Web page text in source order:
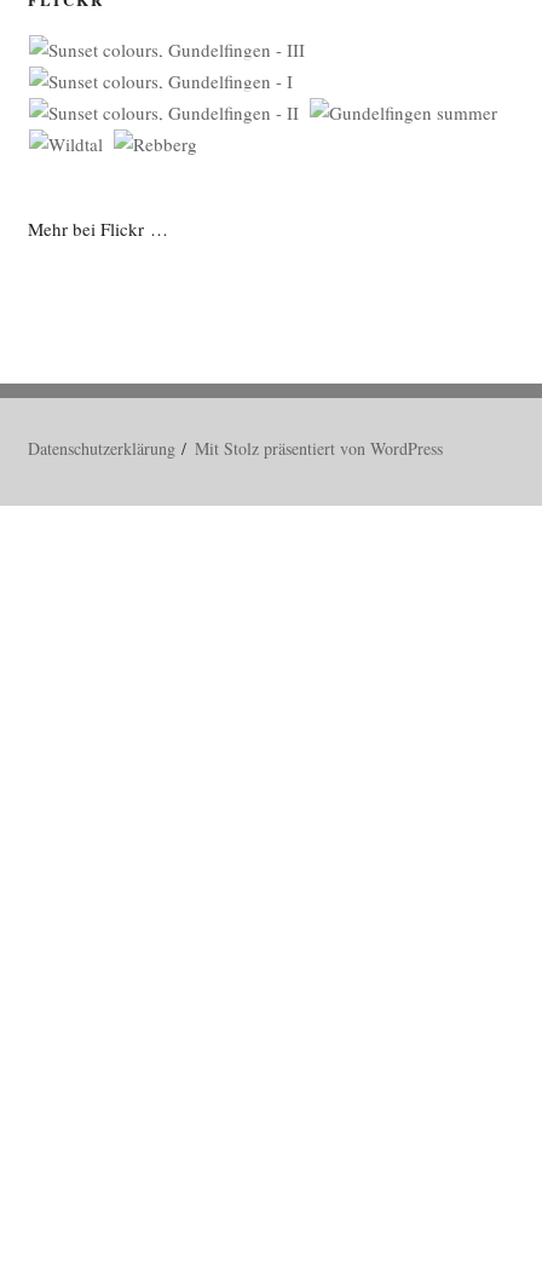
Mehr bei Flickr …
Datenschutzerklärung Mit Stolz präsentiert von WordPress